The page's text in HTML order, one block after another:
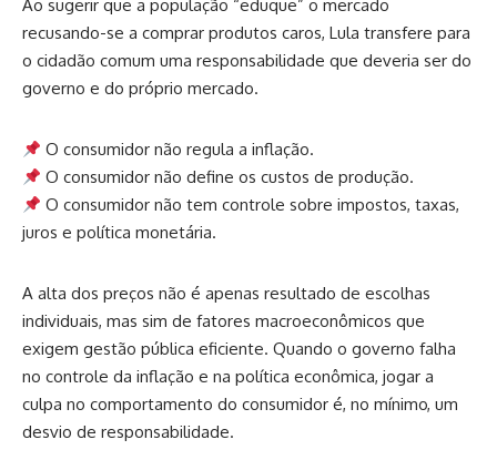
Ao sugerir que a população “eduque” o mercado
recusando-se a comprar produtos caros, Lula transfere para
o cidadão comum uma responsabilidade que deveria ser do
governo e do próprio mercado.
O consumidor não regula a inflação.
O consumidor não define os custos de produção.
O consumidor não tem controle sobre impostos, taxas,
juros e política monetária.
A alta dos preços não é apenas resultado de escolhas
individuais, mas sim de fatores macroeconômicos que
exigem gestão pública eficiente. Quando o governo falha
no controle da inflação e na política econômica, jogar a
culpa no comportamento do consumidor é, no mínimo, um
desvio de responsabilidade.